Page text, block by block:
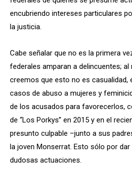
encubriendo intereses particulares
la justicia.
Cabe señalar que no es la primera
federales amparan a delincuentes;
creemos que esto no es casualidad,
casos de abuso a mujeres y
de los acusados para favorecerlos,
de “Los Porkys” en 2015 y en el
presunto culpable –junto a sus
la joven Monserrat. Esto sólo por
dudosas actuaciones.